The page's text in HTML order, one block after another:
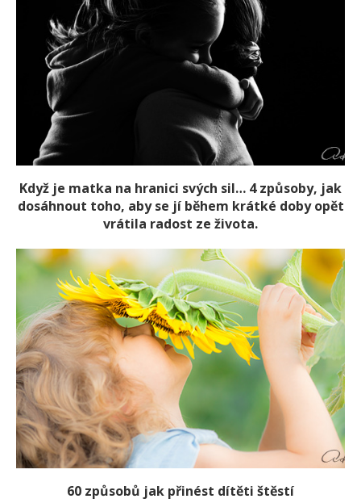
Když je matka na hranici svých sil… 4 způsoby, jak
dosáhnout toho, aby se jí během krátké doby opět
vrátila radost ze života.
60 způsobů jak přinést dítěti štěstí